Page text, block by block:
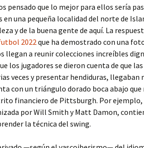
pensado que lo mejor para ellos sería
una pequeña localidad del norte de
y de la buena gente de aquí. La
2022que ha demostrado con una
llegan a reunir colecciones increíbles
los jugadores se dieron cuenta de que
veces y presentar hendiduras, llegaban
con un triángulo dorado boca abajo
financiero de Pittsburgh. Por ejemplo,
por Will Smith y Matt Damon,
la técnica del swing.